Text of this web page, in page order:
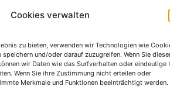
Cookies verwalten
zu bieten, verwenden wir Technologien wie
und/oder darauf zuzugreifen. Wenn Sie
wir Daten wie das Surfverhalten oder eindeutige
Wenn Sie ihre Zustimmung nicht erteilen oder
Merkmale und Funktionen beeinträchtigt werden.
Cookie-Richtlinie (EU)